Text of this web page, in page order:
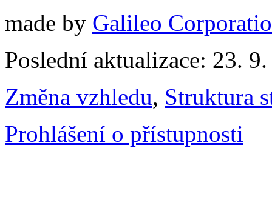
made by Galileo
Poslední aktualizace: 23.
Změna vzhledu, Struktura
Prohlášení o přístupnosti